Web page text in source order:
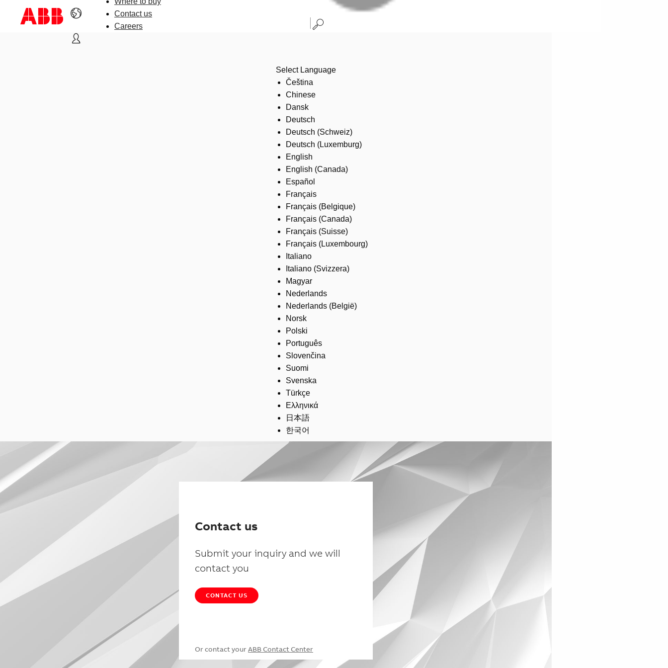
Contact us
Careers
Select Language
Čeština
Chinese
Dansk
Deutsch
Deutsch (Schweiz)
Deutsch (Luxemburg)
English
English (Canada)
Español
Français
Français (Belgique)
Français (Canada)
Français (Suisse)
Français (Luxembourg)
Italiano
Italiano (Svizzera)
Magyar
Nederlands
Nederlands (België)
Norsk
Polski
Português
Slovenčina
Suomi
Svenska
Türkçe
Ελληνικά
日本語
한국어
Contact us
Submit your inquiry and we will
contact you
CONTACT US
Or contact your ABB Contact Center